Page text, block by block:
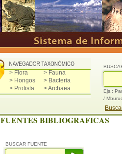
> Flora
> Fauna
> Hongos
> Bacteria
> Protista
> Archaea
Ejs.:
/
FUENTES BIBLIOGRAFICAS
BUSCAR FUENTE